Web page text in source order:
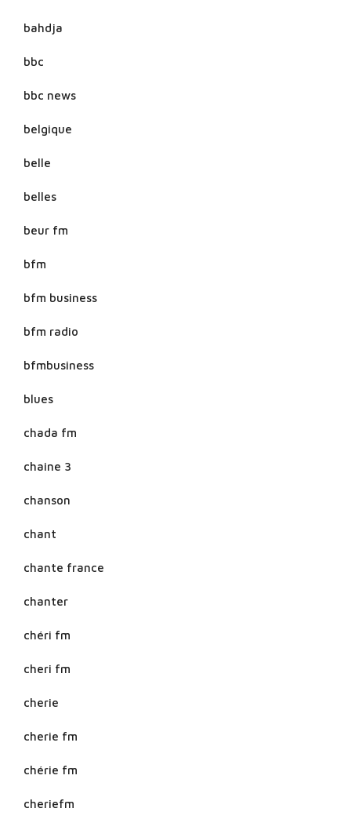
bahdja
bbc
bbc news
belgique
belle
belles
beur fm
bfm
bfm business
bfm radio
bfmbusiness
blues
chada fm
chaine 3
chanson
chant
chante france
chanter
chéri fm
cheri fm
cherie
cherie fm
chérie fm
cheriefm